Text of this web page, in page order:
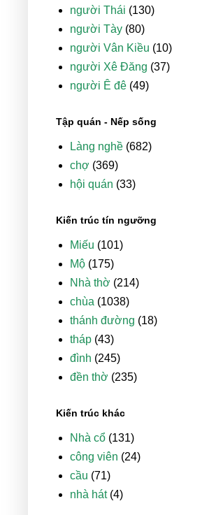
người Thái (130)
người Tày (80)
người Vân Kiều (10)
người Xê Đăng (37)
người Ê đê (49)
Tập quán - Nếp sống
Làng nghề (682)
chợ (369)
hội quán (33)
Kiến trúc tín ngưỡng
Miếu (101)
Mộ (175)
Nhà thờ (214)
chùa (1038)
thánh đường (18)
tháp (43)
đình (245)
đền thờ (235)
Kiến trúc khác
Nhà cổ (131)
công viên (24)
cầu (71)
nhà hát (4)